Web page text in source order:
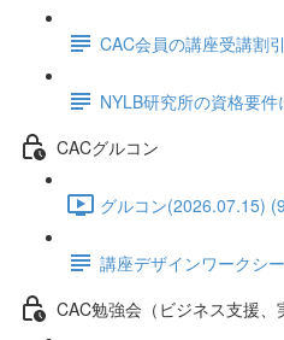
CAC会員の講座受講割
NYLB研究所の資格要件
CACグルコン
グルコン(2026.07.15)
講座デザインワークシ
CAC勉強会（ビジネス支援、